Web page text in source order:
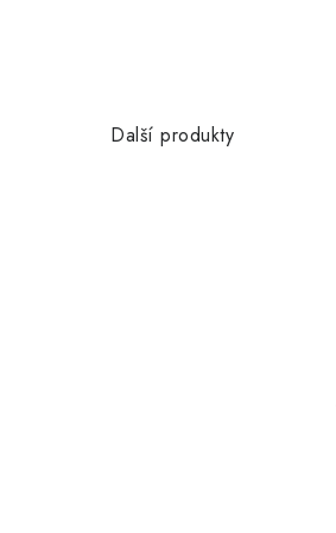
Další produkty